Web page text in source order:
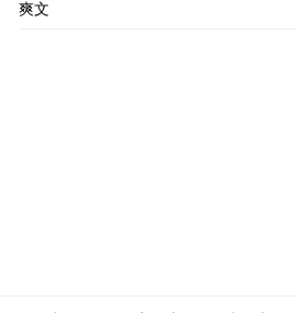
爽文